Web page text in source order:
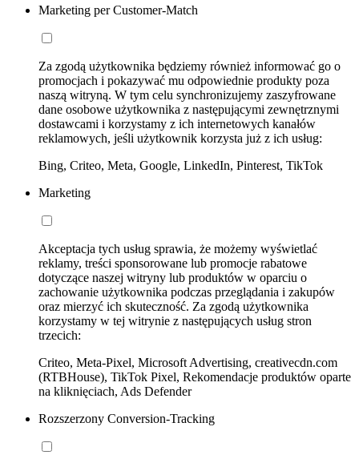
Marketing per Customer-Match
Za zgodą użytkownika będziemy również informować go o
promocjach i pokazywać mu odpowiednie produkty poza
naszą witryną. W tym celu synchronizujemy zaszyfrowane
dane osobowe użytkownika z następującymi zewnętrznymi
dostawcami i korzystamy z ich internetowych kanałów
reklamowych, jeśli użytkownik korzysta już z ich usług:
Bing, Criteo, Meta, Google, LinkedIn, Pinterest, TikTok
Marketing
Akceptacja tych usług sprawia, że możemy wyświetlać
reklamy, treści sponsorowane lub promocje rabatowe
dotyczące naszej witryny lub produktów w oparciu o
zachowanie użytkownika podczas przeglądania i zakupów
oraz mierzyć ich skuteczność. Za zgodą użytkownika
korzystamy w tej witrynie z następujących usług stron
trzecich:
Criteo, Meta-Pixel, Microsoft Advertising, creativecdn.com
(RTBHouse), TikTok Pixel, Rekomendacje produktów oparte
na kliknięciach, Ads Defender
Rozszerzony Conversion-Tracking